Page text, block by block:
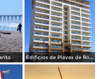
Edificios de Playas de Rosarito